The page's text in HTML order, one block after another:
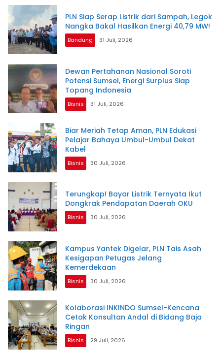
PLN Siap Serap Listrik dari Sampah, Legok
Nangka Bakal Hasilkan Energi 40,79 MW!
Bandung 31 Juli, 2026
Dewan Pertahanan Nasional Soroti
Potensi Sumsel, Energi Surplus Siap
Topang Indonesia
Bisnis 31 Juli, 2026
Biar Meriah Tetap Aman, PLN Edukasi
Pelajar Bahaya Umbul-Umbul Dekat
Kabel
Bisnis 30 Juli, 2026
Terungkap! Bayar Listrik Ternyata Ikut
Dongkrak Pendapatan Daerah OKU
Bisnis 30 Juli, 2026
Kampus Yantek Digelar, PLN Tais Asah
Kesigapan Petugas Jelang
Kemerdekaan
Bisnis 30 Juli, 2026
Kolaborasi INKINDO Sumsel-Kencana
Cetak Konsultan Andal di Bidang Baja
Ringan
Bisnis 29 Juli, 2026